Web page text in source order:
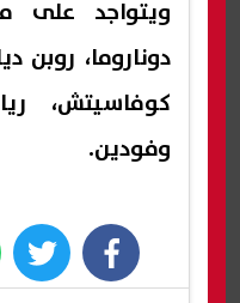
ويتواجد على
دوناروما، روبن
كوفاسيتش،
وفودين.
facebook